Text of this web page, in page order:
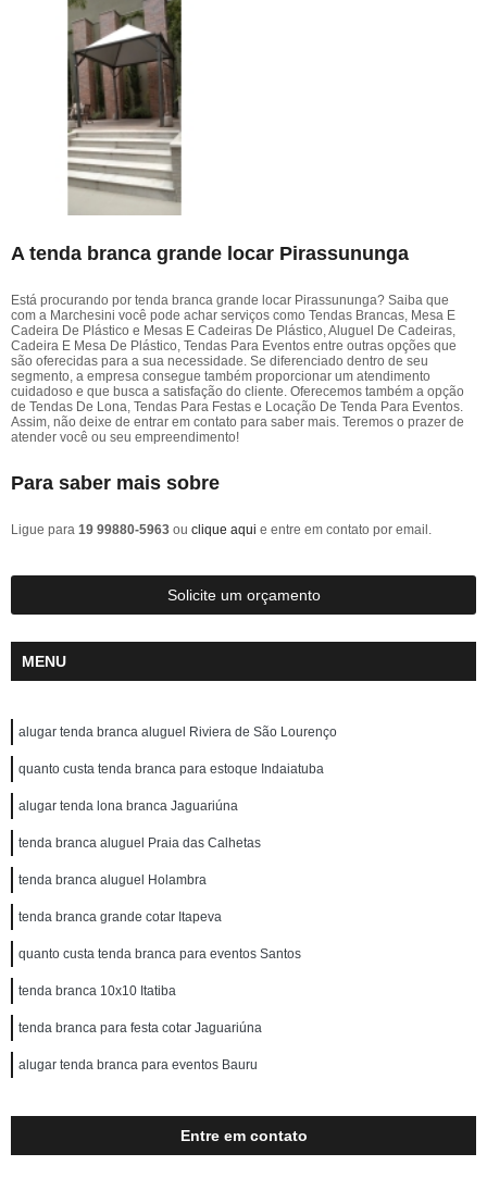
A tenda branca grande locar Pirassununga
Está procurando por tenda branca grande locar Pirassununga? Saiba que
com a Marchesini você pode achar serviços como Tendas Brancas, Mesa E
Cadeira De Plástico e Mesas E Cadeiras De Plástico, Aluguel De Cadeiras,
Cadeira E Mesa De Plástico, Tendas Para Eventos entre outras opções que
são oferecidas para a sua necessidade. Se diferenciado dentro de seu
segmento, a empresa consegue também proporcionar um atendimento
cuidadoso e que busca a satisfação do cliente. Oferecemos também a opção
de Tendas De Lona, Tendas Para Festas e Locação De Tenda Para Eventos.
Assim, não deixe de entrar em contato para saber mais. Teremos o prazer de
atender você ou seu empreendimento!
Para saber mais sobre
Ligue para 19 99880-5963 ou clique aqui e entre em contato por email.
Solicite um orçamento
MENU
alugar tenda branca aluguel Riviera de São Lourenço
quanto custa tenda branca para estoque Indaiatuba
alugar tenda lona branca Jaguariúna
tenda branca aluguel Praia das Calhetas
tenda branca aluguel Holambra
tenda branca grande cotar Itapeva
quanto custa tenda branca para eventos Santos
tenda branca 10x10 Itatiba
tenda branca para festa cotar Jaguariúna
alugar tenda branca para eventos Bauru
Entre em contato